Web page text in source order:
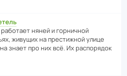
няней и горни­чной
живущих на прес­ти­жной улице
знает про них всё. Их распо­рядок